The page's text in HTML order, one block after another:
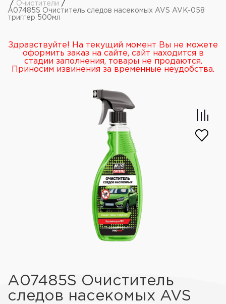
/ Очистители /
A07485S Очиститель следов насекомых AVS AVK-058
триггер 500мл
Здравствуйте! На текущий момент Вы не можете
оформить заказ на сайте, сайт находится в
стадии заполнения, товары не продаются.
Приносим извинения за временные неудобства.
A07485S Очиститель
следов насекомых AVS